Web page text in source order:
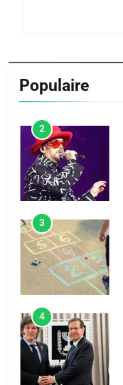
Populaire
2
3
4